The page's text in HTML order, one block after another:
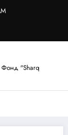
"Sharq